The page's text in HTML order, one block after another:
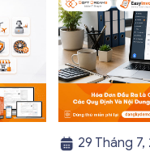
29 Tháng 7,